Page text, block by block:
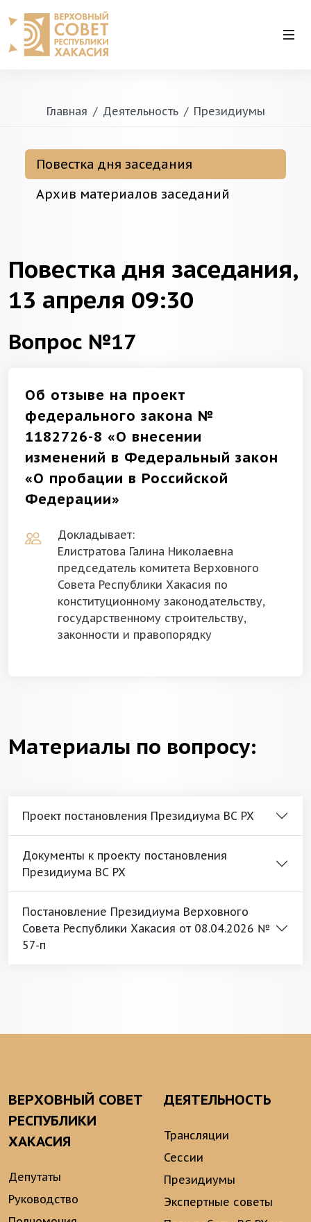
Главная Деятельность Президиумы
Повестка дня заседания
Архив материалов заседаний
Повестка дня заседания,
13 апреля 09:30
Вопрос №17
Об отзыве на проект
федерального закона №
1182726-8 «О внесении
изменений в Федеральный закон
«О пробации в Российской
Федерации»
Докладывает:
Елистратова Галина Николаевна
председатель комитета Верховного
Совета Республики Хакасия по
конституционному законодательству,
государственному строительству,
законности и правопорядку
Материалы по вопросу:
Проект постановления Президиума ВС РХ
Документы к проекту постановления
Президиума ВС РХ
Постановление Президиума Верховного
Совета Республики Хакасия от 08.04.2026 №
57-п
ВЕРХОВНЫЙ СОВЕТ
РЕСПУБЛИКИ
ХАКАСИЯ
Депутаты
Руководство
ДЕЯТЕЛЬНОСТЬ
Трансляции
Сессии
Президиумы
Экспертные советы